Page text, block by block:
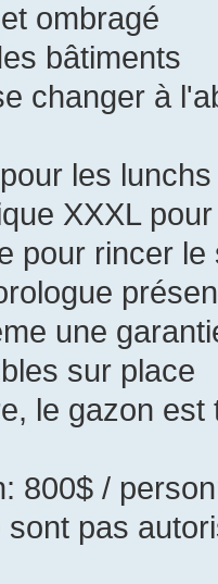
ombragé
bâtiments
changer à
les
XXXL
pour rincer le
une
sur place
le gazon est
800$ /
pas